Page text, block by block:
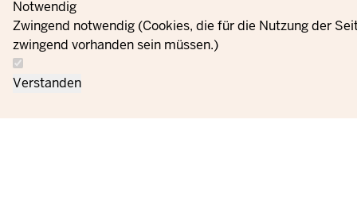
Notwendig
Zwingend notwendig (Cookies, die für die Nutzung der
zwingend vorhanden sein müssen.)
Verstanden